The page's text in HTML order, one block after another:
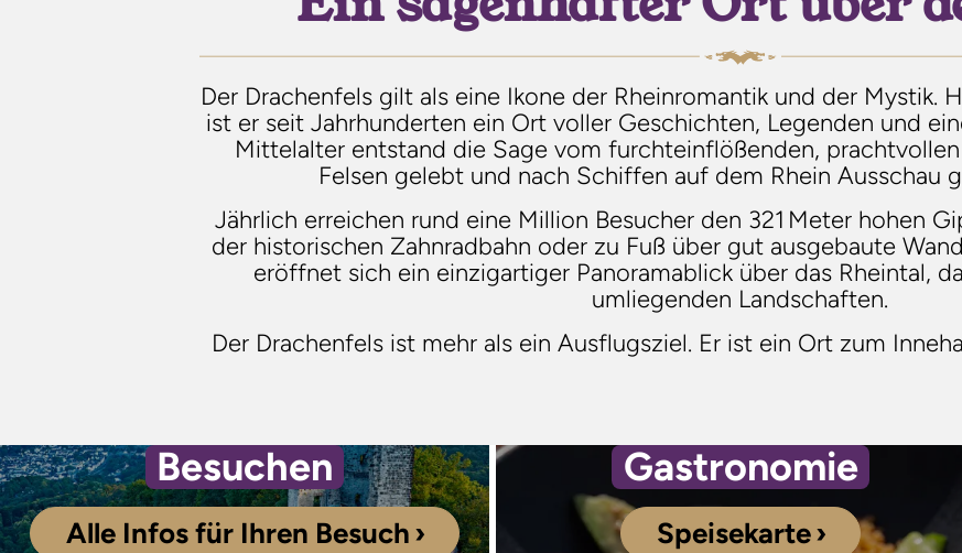
Der Drachenfels gilt als eine Ikone der Rheinromantik und der Mystik.
ist er seit Jahrhunderten ein Ort voller Geschichten, Legenden und
Mittelalter entstand die Sage vom furchteinflößenden,
Felsen gelebt und nach Schiffen auf dem Rhein Ausschau
Jährlich erreichen rund eine Million Besucher den 321 Meter hohen
der historischen Zahnradbahn oder zu Fuß über gut ausgebaute
eröffnet sich ein einzigartiger Panoramablick über das Rheintal,
umliegenden Landschaften.
Der Drachenfels ist mehr als ein Ausflugsziel. Er ist ein Ort zum
Besuchen
Alle Infos für Ihren Besuch
Gastronomie
Speisekarte